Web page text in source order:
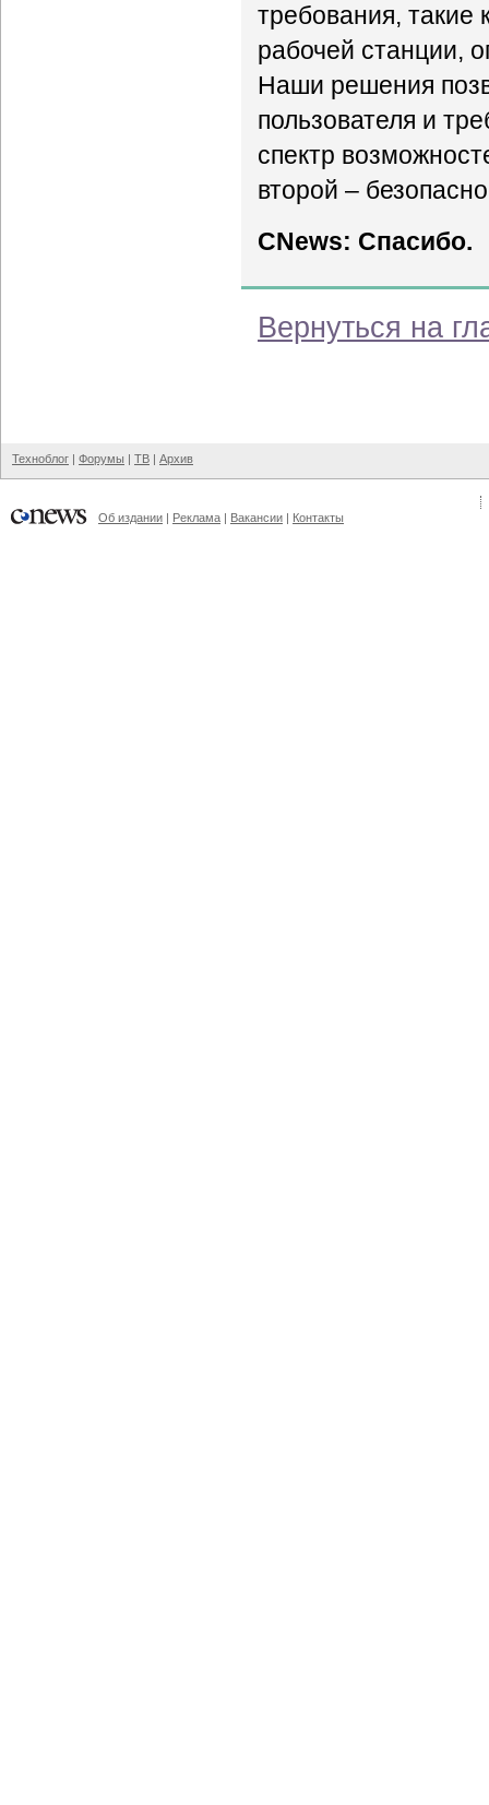
требования, такие
рабочей станции,
Наши решения
пользователя и
спектр
второй –
CNews: Спасибо.
Вернуться на
Техноблог | Форумы | ТВ | Архив
Об издании | Реклама | Вакансии | Контакты